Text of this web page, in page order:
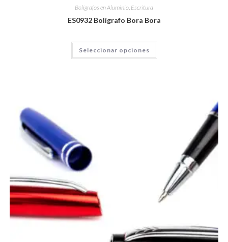
Bolígrafos en Aluminio Escritura
ES0932 Bolígrafo Bora Bora
Seleccionar opciones